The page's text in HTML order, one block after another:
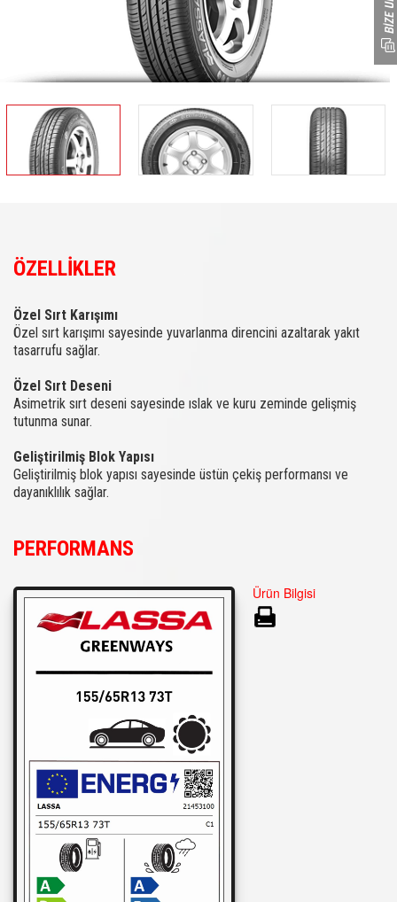
ÖZELLİKLER
Özel Sırt Karışımı
Özel sırt karışımı sayesinde yuvarlanma direncini azaltarak yakıt
tasarrufu sağlar.
Özel Sırt Deseni
Asimetrik sırt deseni sayesinde ıslak ve kuru zeminde gelişmiş
tutunma sunar.
Geliştirilmiş Blok Yapısı
Geliştirilmiş blok yapısı sayesinde üstün çekiş performansı ve
dayanıklılık sağlar.
PERFORMANS
Ürün Bilgisi